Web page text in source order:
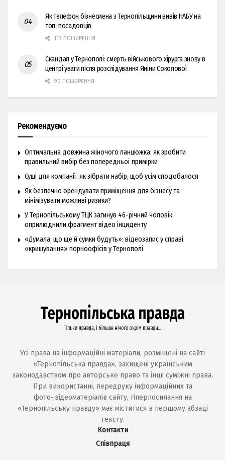
Як телефон бізнесмена з Тернопільщини вивів НАБУ на
топ-посадовців
113 ПОШИРЕННЯ
Скандал у Тернополі: смерть військового хірурга знову в
центрі уваги після розслідування Яніни Соколової
90 ПОШИРЕННЯ
Рекомендуємо
Оптимальна довжина жіночого ланцюжка: як зробити
правильний вибір без попередньої примірки
Суші для компанії: як зібрати набір, щоб усім сподобалося
Як безпечно орендувати приміщення для бізнесу та
мінімізувати можливі ризики?
У Тернопільському ТЦК загинув 46-річний чоловік:
оприлюднили фрагмент відео інциденту
«Думала, що ще й сумки будуть»: відеозапис у справі
«кришування» порноофісів у Тернополі
Усі права на інформаційні матеріали, розміщені на сайті
«Тернопільська правда», захищені українським
законодавством про авторське право та інші суміжні права.
При використанні, передруку інформаційних та
фото-,відеоматеріалів сайту, гіперпосилання на
«Тернопільську правду» має міститися в першому абзаці
тексту.
Контакти
Співпраця